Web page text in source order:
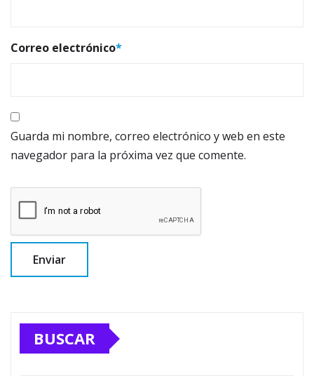
Correo electrónico*
Guarda mi nombre, correo electrónico y web en este
navegador para la próxima vez que comente.
BUSCAR